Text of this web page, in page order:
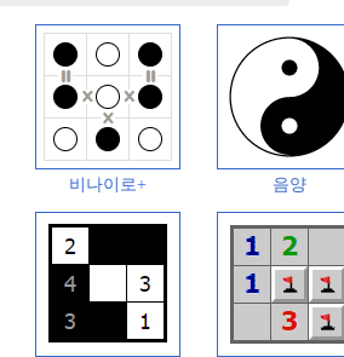
비나이로+ 음양